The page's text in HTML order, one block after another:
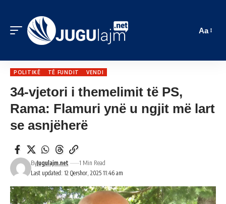
Aa
POLITIKË TË FUNDIT VENDI
34-vjetori i themelimit të PS,
Rama: Flamuri ynë u ngjit më lart
se asnjëherë
Last updated: 12 Qershor, 2025 11:46 am
ByJugulajm.net 1 Min Read